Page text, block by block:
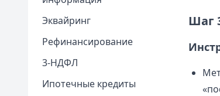
Эквайринг
Рефинансирование
3-НДФЛ
Ипотечные кредиты
Шаг